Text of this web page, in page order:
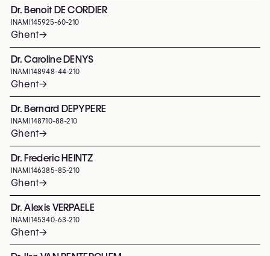
Dr. Benoit DE CORDIER
INAMI 145925-60-210
Ghent→
Dr. Caroline DENYS
INAMI 148948-44-210
Ghent→
Dr. Bernard DEPYPERE
INAMI 148710-88-210
Ghent→
Dr. Frederic HEINTZ
INAMI 146385-85-210
Ghent→
Dr. Alexis VERPAELE
INAMI 145340-63-210
Ghent→